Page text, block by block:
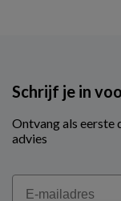
Schrijf je in
Ontvang als eerste
advies
Email